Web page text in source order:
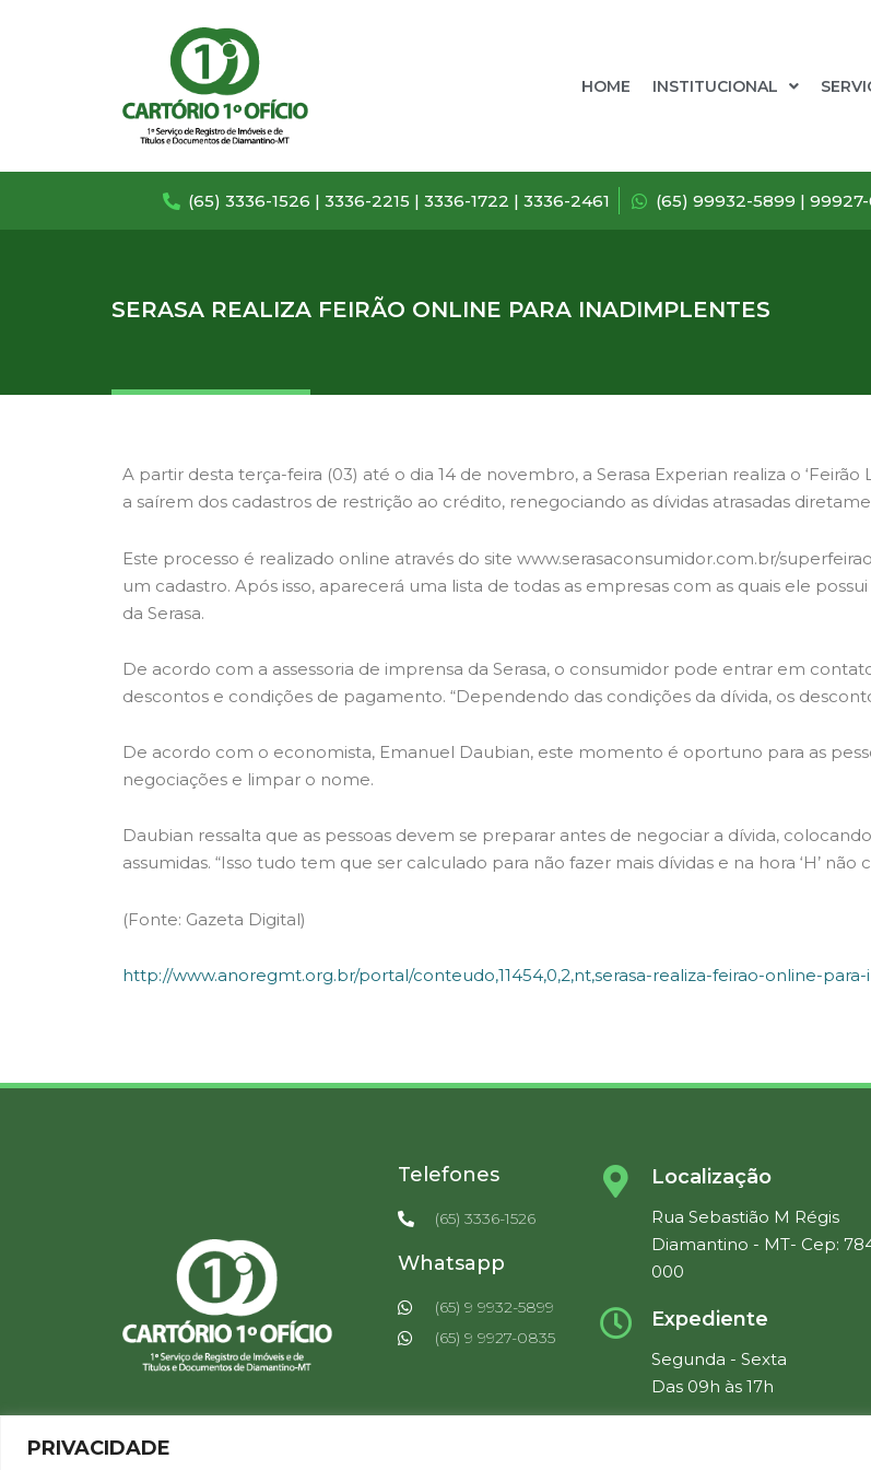
PRIVACIDADE
HOME INSTITUCIONAL
(65) 3336-1526 | 3336-2215 | 3336-1722 | 3336-2461 (65) 99932-5899 |
SERASA REALIZA FEIRÃO ONLINE PARA INADIMPLENTES
A partir desta terça-feira (03) até o dia 14 de novembro, a Serasa Experian realiza o
a saírem dos cadastros de restrição ao crédito, renegociando as dívidas atrasadas
Este processo é realizado online através do site www.serasaconsumidor.com.br/
um cadastro. Após isso, aparecerá uma lista de todas as empresas com as quais ele
da Serasa.
De acordo com a assessoria de imprensa da Serasa, o consumidor pode entrar em
descontos e condições de pagamento. “Dependendo das condições da dívida, os
De acordo com o economista, Emanuel Daubian, este momento é oportuno para as
negociações e limpar o nome.
Daubian ressalta que as pessoas devem se preparar antes de negociar a dívida,
assumidas. “Isso tudo tem que ser calculado para não fazer mais dívidas e na hora ‘H’ não
(Fonte: Gazeta Digital)
http://www.anoregmt.org.br/portal/conteudo,11454,0,2,nt,serasa-realiza-feirao-online-
Telefones
(65) 3336-1526
Whatsapp
(65) 9 9932-5899
(65) 9 9927-0835
Localização
Rua Sebastião M Régis
Diamantino - MT- Cep:
000
Expediente
Segunda - Sexta
Das 09h às 17h